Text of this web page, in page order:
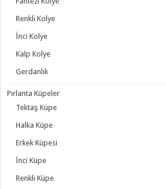
Renkli Kolye
İnci Kolye
Kalp Kolye
Gerdanlık
Pırlanta Küpeler
Tektaş Küpe
Halka Küpe
Erkek Küpesi
İnci Küpe
Renkli Küpe